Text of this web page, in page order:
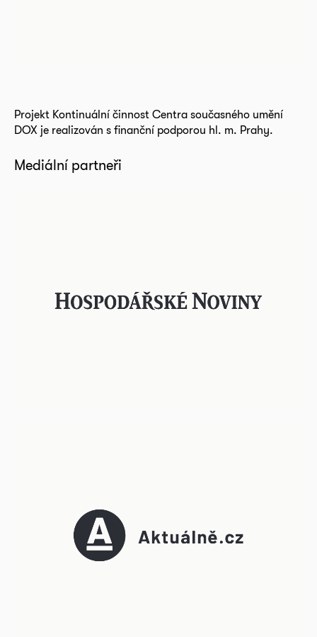
Projekt Kontinuální činnost Centra současného umění
DOX je realizován s finanční podporou hl. m. Prahy.
Mediální partneři